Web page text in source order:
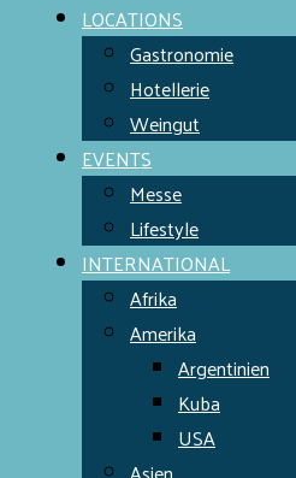
LOCATIONS
Gastronomie
Hotellerie
Weingut
EVENTS
Messe
Lifestyle
INTERNATIONAL
Afrika
Amerika
Argentinien
Kuba
USA